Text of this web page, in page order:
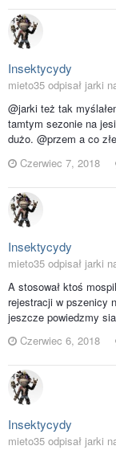
Insektycydy
mieto35 odpisał jarki
@jarki też tak
tamtym sezonie na
dużo. @przem a co
Czerwiec 7, 2018
Insektycydy
mieto35 odpisał jarki
A stosował ktoś
rejestracji w pszenicy
jeszcze powiedzmy
Czerwiec 6, 2018
Insektycydy
mieto35 odpisał jarki